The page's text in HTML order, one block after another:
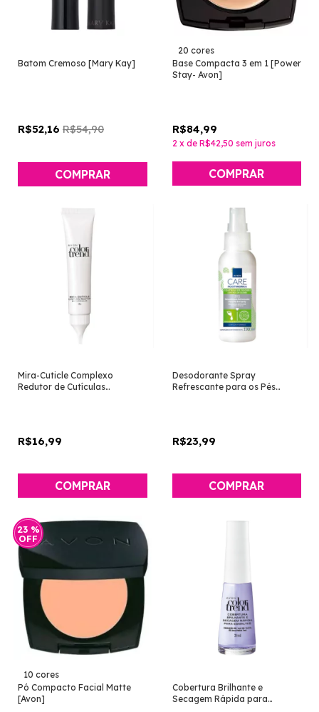
Batom Cremoso [Mary Kay]
R$52,16 R$54,90
COMPRAR
20 cores
Base Compacta 3 em 1 [Power
Stay- Avon]
R$84,99
2 x de R$42,50 sem juros
COMPRAR
Mira-Cuticle Complexo
Redutor de Cutículas
R$16,99
Desodorante Spray
Refrescante para os Pés
R$23,99
23 %
OFF
10 cores
Pó Compacto Facial Matte
[Avon]
Cobertura Brilhante e
Secagem Rápida para